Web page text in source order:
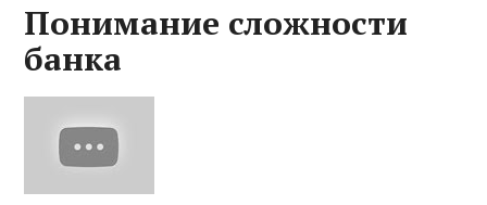
Понимание сложности
банка